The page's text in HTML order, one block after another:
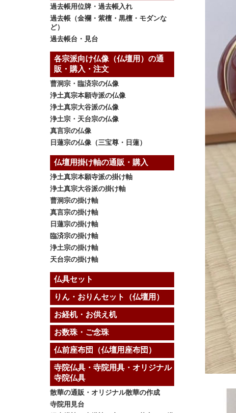
過去帳用位牌・過去帳入れ
過去帳（金襴・紫檀・黒檀・モダンな
ど）
過去帳台・見台
各宗派向け仏像（仏壇用）の通
販・購入・注文
曹洞宗・臨済宗の仏像
浄土真宗本願寺派の仏像
浄土真宗大谷派の仏像
浄土宗・天台宗の仏像
真言宗の仏像
日蓮宗の仏像（三宝尊・日蓮）
仏壇用掛け軸の通販・購入
浄土真宗本願寺派の掛け軸
浄土真宗大谷派の掛け軸
曹洞宗の掛け軸
真言宗の掛け軸
日蓮宗の掛け軸
臨済宗の掛け軸
浄土宗の掛け軸
天台宗の掛け軸
仏具セット
りん・おりんセット（仏壇用）
お経机・お供え机
お数珠・ご念珠
仏前座布団（仏壇用座布団）
寺院仏具・寺院用具・オリジナル
寺院仏具
散華の通販・オリジナル散華の作成
寺院用見台